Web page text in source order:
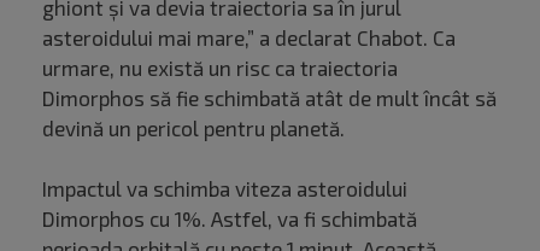
ghiont și va devia traiectoria sa în jurul
asteroidului mai mare,” a declarat Chabot. Ca
urmare, nu există un risc ca traiectoria
Dimorphos să fie schimbată atât de mult încât să
devină un pericol pentru planetă.
Impactul va schimba viteza asteroidului
Dimorphos cu 1%. Astfel, va fi schimbată